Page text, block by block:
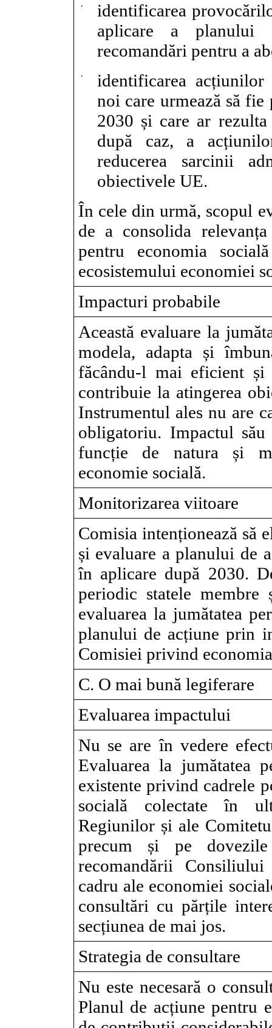
·
identificarea
aplicare a planului
recomandări pentru a
·
identificarea acțiunilor
noi care urmează să
2030 și care ar
după caz, a
reducerea sarcinii
obiectivele UE.
În cele din urmă, scopul
de a consolida
pentru economia
ecosistemului economiei
Impacturi probabile
Această evaluare la
modela, adapta și
făcându-l mai eficient
contribuie la atingerea
Instrumentul ales nu are
obligatoriu. Impactul
funcție de natura și
economie socială.
Monitorizarea viitoare
Comisia intenționează să
și evaluare a planului de
în aplicare după 2030.
periodic statele
evaluarea la jumătatea
planului de acțiune prin
Comisiei privind
C. O mai bună legiferare
Evaluarea impactului
Nu se are în vedere
Evaluarea la jumătatea
existente privind cadrele
socială colectate în
Regiunilor și ale
precum și pe
recomandării
cadru ale economiei
consultări cu părțile
secțiunea de mai jos.
Strategia de consultare
Nu este necesară o
Planul de acțiune pentru